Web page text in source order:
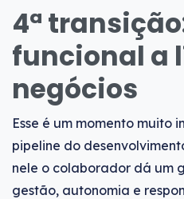
4ª
funcional a
negócios
Esse é um momento muito
pipeline do
nele o colaborador dá um
gestão, autonomia e